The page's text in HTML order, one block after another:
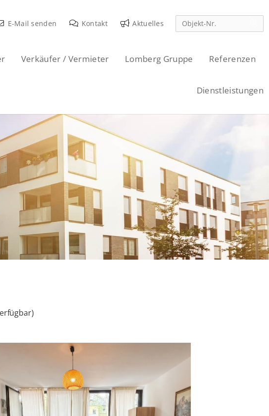
E-Mail senden Kontakt Aktuelles
Verkäufer / Vermieter Lomberg Gruppe Referenzen
Dienstleistungen